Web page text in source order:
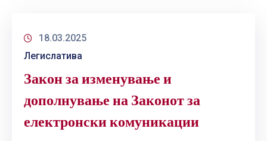
18.03.2025
Легислатива
Закон за изменување и
дополнување на Законот за
електронски комуникации